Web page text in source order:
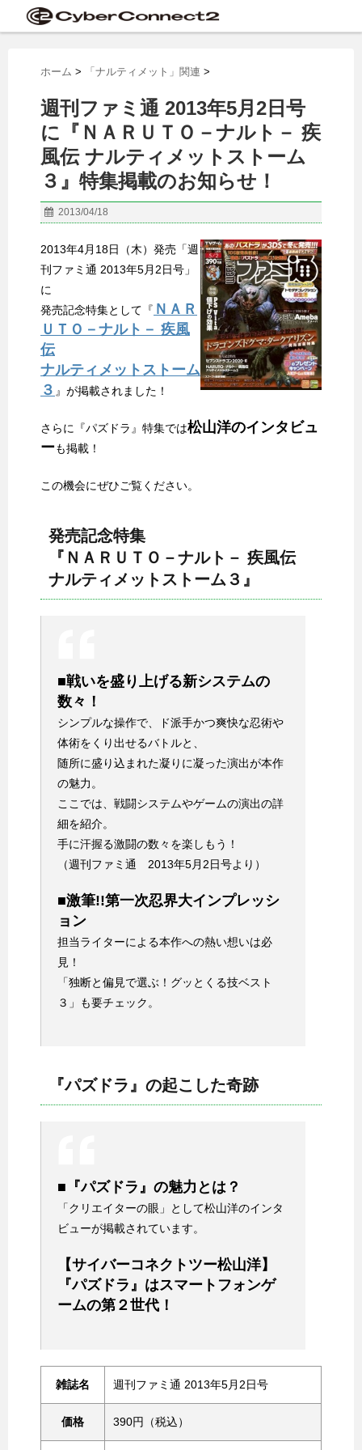
ホーム > 「ナルティメット」関連 >
週刊ファミ通 2013年5月2日号
に『ＮＡＲＵＴＯ－ナルト－ 疾
風伝 ナルティメットストーム
３』特集掲載のお知らせ！
2013/04/18
2013年4月18日（木）発売「週
刊ファミ通 2013年5月2日号」
に
発売記念特集として『 ＮＡＲ
ＵＴＯ－ナルト－ 疾風
伝
ナルティメットストーム
３ 』が掲載されました！
さらに『パズドラ』特集では松山洋のインタビュ
ーも掲載！
この機会にぜひご覧ください。
発売記念特集
『ＮＡＲＵＴＯ－ナルト－ 疾風伝
ナルティメットストーム３』
■戦いを盛り上げる新システムの
数々！
シンプルな操作で、ド派手かつ爽快な忍術や
体術をくり出せるバトルと、
随所に盛り込まれた凝りに凝った演出が本作
の魅力。
ここでは、戦闘システムやゲームの演出の詳
細を紹介。
手に汗握る激闘の数々を楽しもう！
（週刊ファミ通 2013年5月2日号より）
■激筆!!第一次忍界大インプレッシ
ョン
担当ライターによる本作への熱い想いは必
見！
「独断と偏見で選ぶ！グッとくる技ベスト
３」も要チェック。
『パズドラ』の起こした奇跡
■『パズドラ』の魅力とは？
「クリエイターの眼」として松山洋のインタ
ビューが掲載されています。
【サイバーコネクトツー松山洋】
『パズドラ』はスマートフォンゲ
ームの第２世代！
雑誌名 週刊ファミ通 2013年5月2日号
価格 390円（税込）